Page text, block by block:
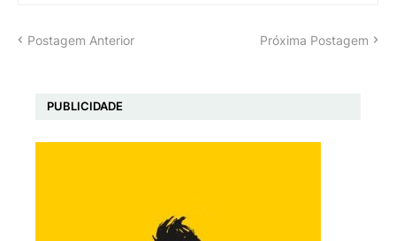
Postagem Anterior Próxima Postagem
PUBLICIDADE